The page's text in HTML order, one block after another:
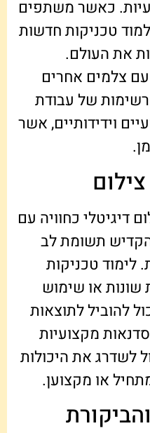
כאשר משתפים
טכניקות חדשות
את העולם.
צלמים אחרים
של עבודת
וידידותיים, אשר
דיגיטלי כחוויה עם
תשומת לב
לימוד טכניקות
שונות או שימוש
להוביל לתוצאות
מקצועיות
לשדרג את היכולות
או מקצוען.